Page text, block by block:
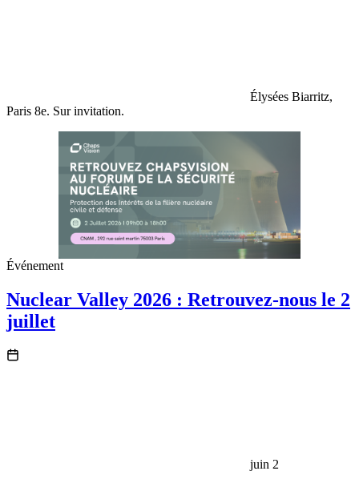
Élysées Biarritz,
Paris 8e. Sur invitation.
Événement
Nuclear Valley 2026 : Retrouvez-nous le 2
juillet
juin 2